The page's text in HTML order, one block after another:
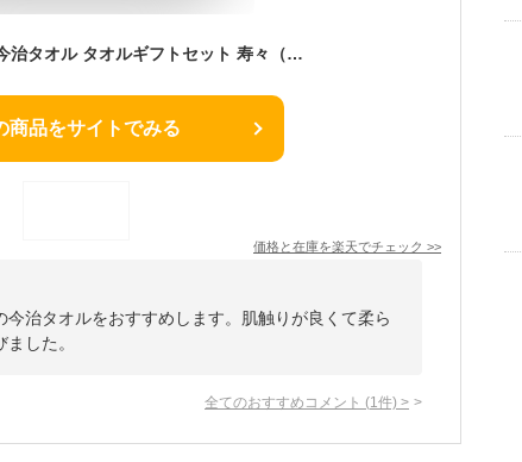
全品ポイントUP中！今治タオル タオルギフトセット 寿々（じゅじゅ）日本製 縁起の良い麻の葉模様 タオル（ハンドタオル） 写真入り 熨斗 ギフト プチギフト 内祝い 出産内祝い 結婚内祝い 結婚 出産 お返し 引っ越し 挨拶 粗品 香典返し 退職 会社 日用品 お急ぎ便 gws
商品をサイトでみる
価格と在庫を楽天でチェック >>
治タオルをおすすめします。肌触りが良くて柔ら
した。
全てのおすすめコメント (1 件) >